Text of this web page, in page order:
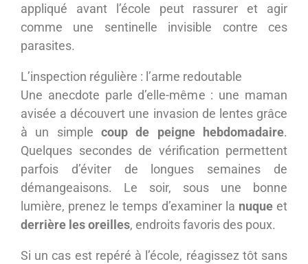
appliqué avant l’école peut rassurer et agir
comme une sentinelle invisible contre ces
parasites.
L’inspection régulière : l’arme redoutable
Une anecdote parle d’elle-même : une maman
avisée a découvert une invasion de lentes grâce
à un simple coup de peigne hebdomadaire.
Quelques secondes de vérification permettent
parfois d’éviter de longues semaines de
démangeaisons. Le soir, sous une bonne
lumière, prenez le temps d’examiner la nuqueet
derrière les oreilles, endroits favoris des poux.
Si un cas est repéré à l’école, réagissez tôt sans